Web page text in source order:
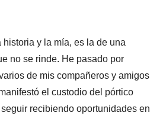
historia y la mía, es la de una
no se rinde. He pasado por
de mis compañeros y amigos
el custodio del pórtico
recibiendo oportunidades en